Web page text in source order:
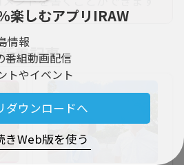
楽しむアプリIRAW
情報
番組動画配信
トやイベント
ダウンロードへ
きWeb版を使う
新着記事